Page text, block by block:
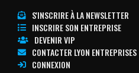
S'INSCRIRE À LA NEWSLETTER
INSCRIRE SON ENTREPRISE
DEVENIR VIP
CONTACTER LYON ENTREPRISES
CONNEXION